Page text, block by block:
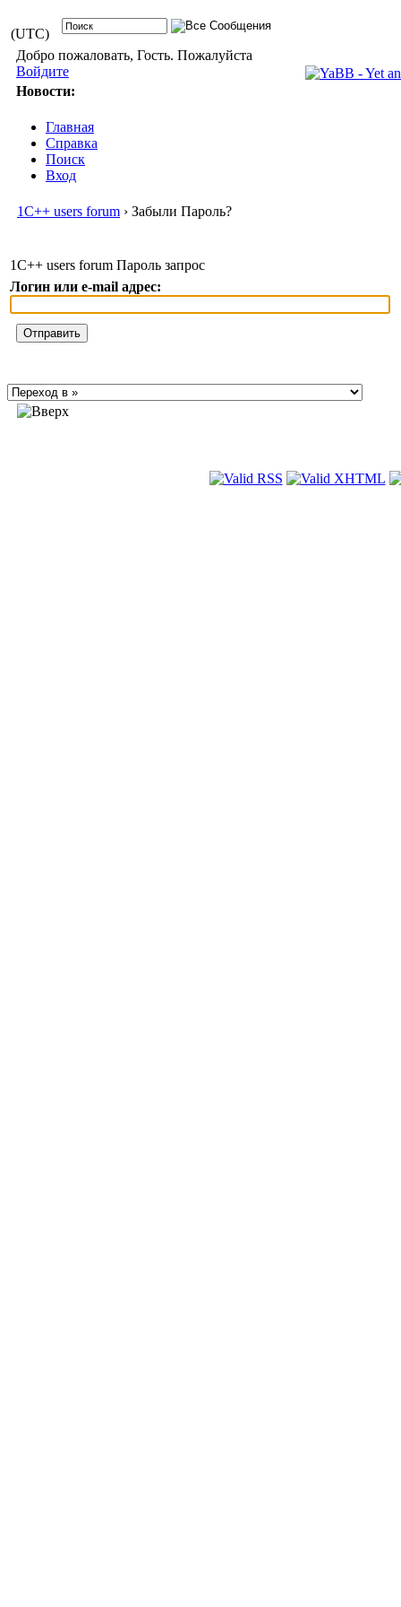
(UTC)
Добро пожаловать, Гость. Пожалуйста
Войдите
Новости:
Главная
Справка
Поиск
Вход
1С++ users forum › Забыли Пароль?
1С++ users forum Пароль запрос
Логин или e-mail адрес: